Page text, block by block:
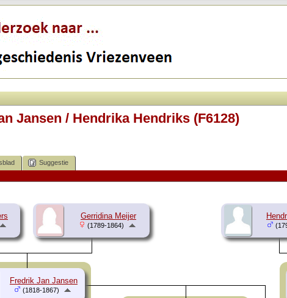
Jansen / Hendrika Hendriks (F6128)
Suggestie
Gerridina Meijer
(1789-1864)
Fredrik Jan Jansen
(1818-1867)